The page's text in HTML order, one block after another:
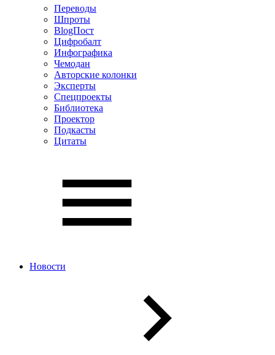
Переводы
Шпроты
BlogПост
Цифробалт
Инфографика
Чемодан
Авторские колонки
Эксперты
Спецпроекты
Библиотека
Проектор
Подкасты
Цитаты
Новости